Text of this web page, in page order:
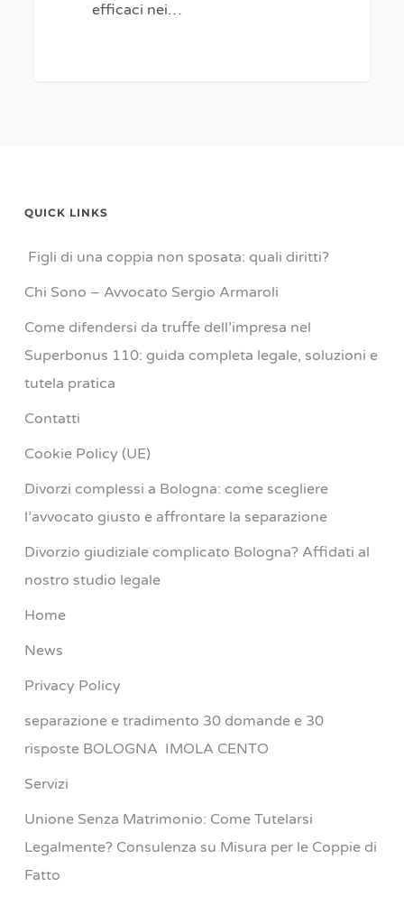
efficaci nei…
QUICK LINKS
Figli di una coppia non sposata: quali diritti?
Chi Sono – Avvocato Sergio Armaroli
Come difendersi da truffe dell’impresa nel
Superbonus 110: guida completa legale, soluzioni e
tutela pratica
Contatti
Cookie Policy (UE)
Divorzi complessi a Bologna: come scegliere
l’avvocato giusto e affrontare la separazione
Divorzio giudiziale complicato Bologna? Affidati al
nostro studio legale
Home
News
Privacy Policy
separazione e tradimento 30 domande e 30
risposte BOLOGNA IMOLA CENTO
Servizi
Unione Senza Matrimonio: Come Tutelarsi
Legalmente? Consulenza su Misura per le Coppie di
Fatto